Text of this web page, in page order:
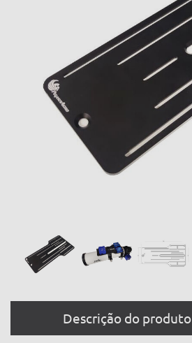
Descrição do produto